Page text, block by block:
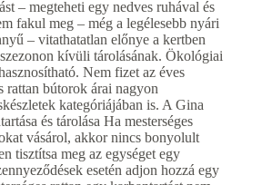
– megteheti egy nedves ruhával és
fakul meg – még a legélesebb nyári
– vitathatatlan előnye a kertben
kívüli tárolásának. Ökológiai
Nem fizet az éves
rattan bútorok árai nagyon
kategóriájában is. A Gina
és tárolása Ha mesterséges
vásárol, akkor nincs bonyolult
tisztítsa meg az egységet egy
esetén adjon hozzá egy